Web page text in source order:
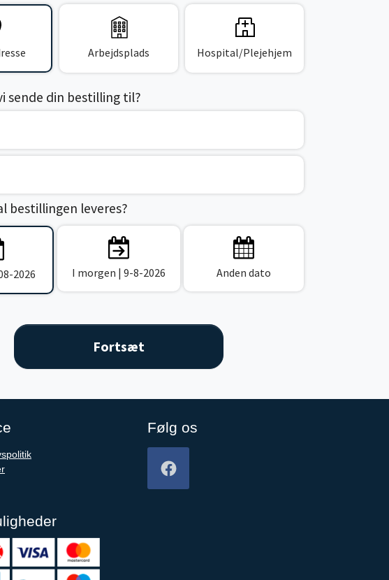
Arbejdsplads Hospital/Plejehjem
sende din bestilling til?
bestillingen leveres?
2026 I morgen | 9-8-2026 Anden dato
Følg os